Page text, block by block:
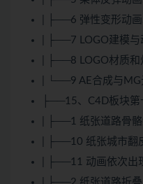
| ├──6 弹性变形动
| ├──7 LOGO建模
| ├──8 LOGO材质
| └──9 AE合成与
├──15、C4D板块第
| ├──1 纸张道路骨
| ├──10 纸张城市翻
| ├──11 动画依次出